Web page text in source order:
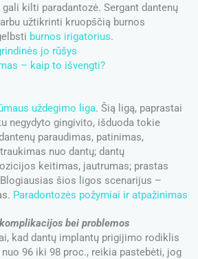
kilti paradantozė. Sergant dantenų
užtikrinti kruopščią burnos
burnos irigatorius.
jo rūšys
– kaip to išvengti?
uždegimo liga. Šią ligą, paprastai
negydyto gingivito, išduoda tokie
paraudimas, patinimas,
nuo dantų; dantų
keitimas, jautrumas; prastas
šios ligos scenarijus –
Paradontozės požymiai ir atpažinimas
bei problemos
kad dantų implantų prigijimo rodiklis
96 iki 98 proc., reikia pastebėti, jog